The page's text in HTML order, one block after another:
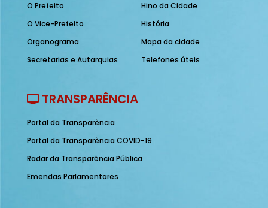
O Prefeito
O Vice-Prefeito
Organograma
Secretarias e Autarquias
Hino da Cidade
História
Mapa da cidade
Telefones úteis
TRANSPARÊNCIA
Portal da Transparência
Portal da Transparência COVID-19
Radar da Transparência Pública
Emendas Parlamentares